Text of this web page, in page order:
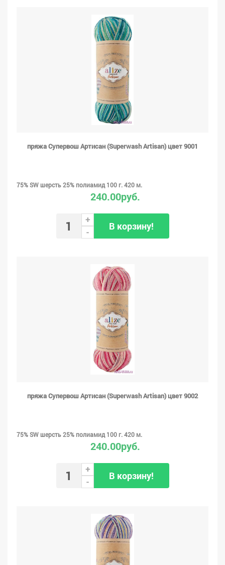
пряжа Супервош Артисан (Superwash Artisan) цвет 9001
75% SW шерсть 25% полиамид 100 г. 420 м.
240.00руб.
+
-
В корзину!
пряжа Супервош Артисан (Superwash Artisan) цвет 9002
75% SW шерсть 25% полиамид 100 г. 420 м.
240.00руб.
+
-
В корзину!